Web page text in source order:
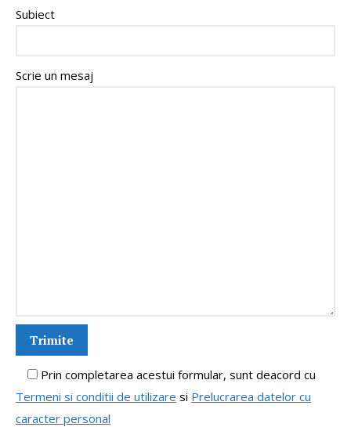
Subiect
Scrie un mesaj
Prin completarea acestui formular, sunt deacord cu
Termeni si conditii de utilizare si Prelucrarea datelor cu
caracter personal